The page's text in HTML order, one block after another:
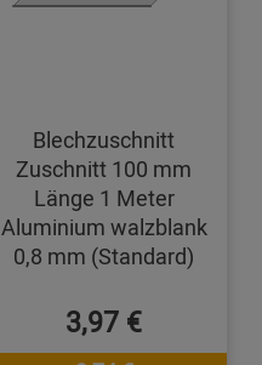
Blechzuschnitt
Zuschnitt 100 mm
Länge 1 Meter
Aluminium walzblank
0,8 mm (Standard)
3,97 €